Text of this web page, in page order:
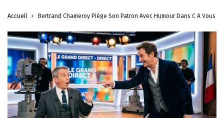
Accueil Bertrand Chameroy Piège Son Patron Avec Humour Dans C À Vous